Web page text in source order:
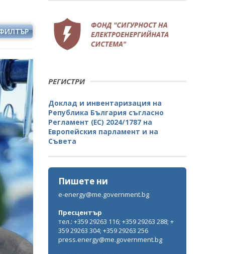
РЕГИСТРИ
Доклад и инвентаризация на
Република България съгласно
Регламент (ЕС) 2024/1787 на
Европейския парламент и на
Съвета
Пишете ни
e-energy@me.government.bg
Пресцентър
тел.: +359 29263 116; +359 29263 288; +
359 29263 304; +359 29263 256
press.energy@me.government.bg